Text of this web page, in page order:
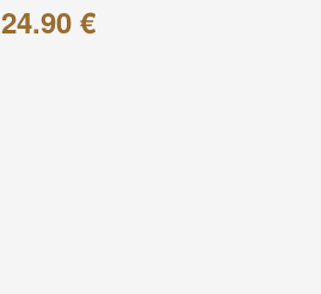
24.90 €